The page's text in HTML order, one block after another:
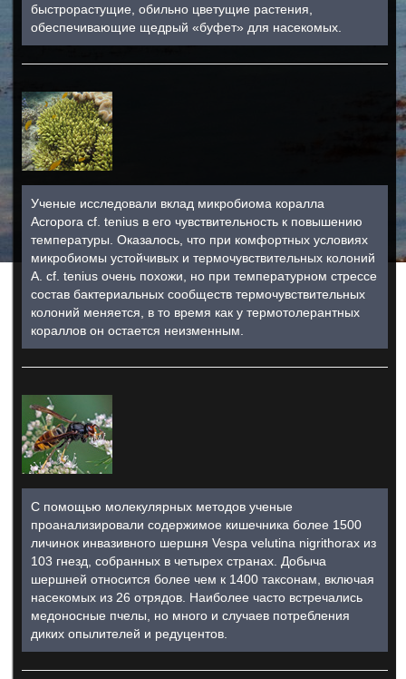
быстрорастущие, обильно цветущие растения,
обеспечивающие щедрый «буфет» для насекомых.
Ученые исследовали вклад микробиома коралла
Acropora cf. tenius в его чувствительность к повышению
температуры. Оказалось, что при комфортных условиях
микробиомы устойчивых и термочувствительных колоний
A. cf. tenius очень похожи, но при температурном стрессе
состав бактериальных сообществ термочувствительных
колоний меняется, в то время как у термотолерантных
кораллов он остается неизменным.
С помощью молекулярных методов ученые
проанализировали содержимое кишечника более 1500
личинок инвазивного шершня Vespa velutina nigrithorax из
103 гнезд, собранных в четырех странах. Добыча
шершней относится более чем к 1400 таксонам, включая
насекомых из 26 отрядов. Наиболее часто встречались
медоносные пчелы, но много и случаев потребления
диких опылителей и редуцентов.